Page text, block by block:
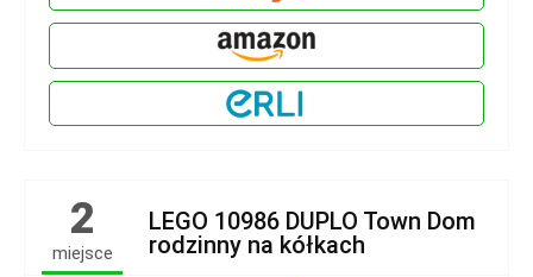
2
miejsce
LEGO 10986 DUPLO Town Dom
rodzinny na kółkach